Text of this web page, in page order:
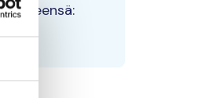
yhteensä: